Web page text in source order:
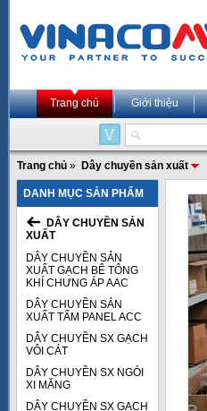
Trang chủ Giới thiệu
Trang chủ » Dây chuyền sản xuất
DANH MỤC SẢN PHẨM
DÂY CHUYỀN SẢN
XUẤT
DÂY CHUYỀN SẢN
XUẤT GẠCH BÊ TÔNG
KHÍ CHƯNG ÁP AAC
DÂY CHUYỀN SẢN
XUẤT TẤM PANEL ACC
DÂY CHUYỀN SX GẠCH
VÔI CÁT
DÂY CHUYỀN SX NGÓI
XI MĂNG
DÂY CHUYỀN SX GẠCH